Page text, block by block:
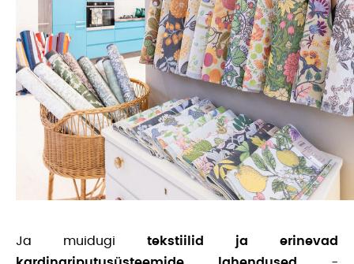
Ja muidugi tekstiilid ja erinevad